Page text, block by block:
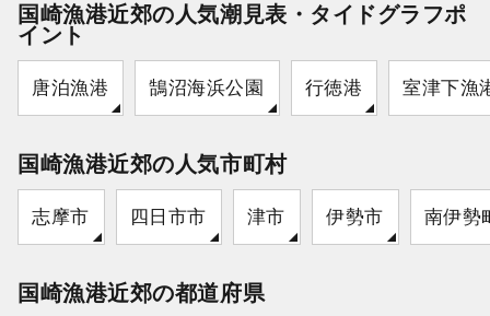
国崎漁港近郊の人気潮見表・タイドグラフポ
イント
唐泊漁港 鵠沼海浜公園 行徳港 室津下漁
国崎漁港近郊の人気市町村
志摩市 四日市市 津市 伊勢市 南伊勢
国崎漁港近郊の都道府県